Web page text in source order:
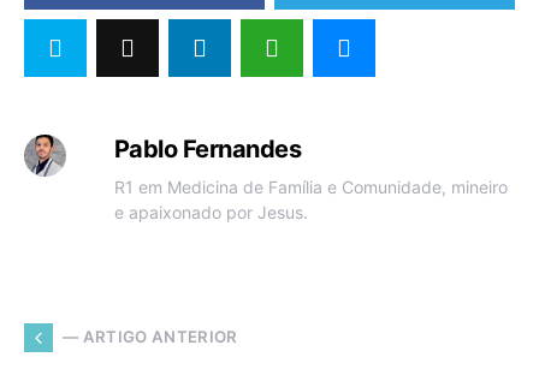
Pablo Fernandes
R1 em Medicina de Família e Comunidade, mineiro
e apaixonado por Jesus.
— ARTIGO ANTERIOR